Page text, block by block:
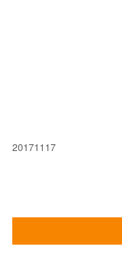
20171117